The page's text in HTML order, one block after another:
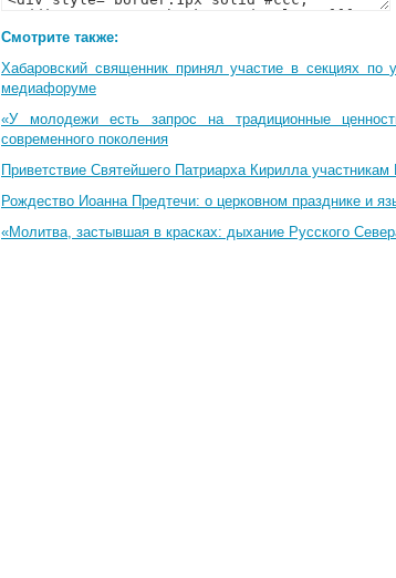
Смотрите также:
Хабаровский священник принял участие в секциях по
медиафоруме
«У молодежи есть запрос на традиционные
современного поколения
Приветствие Святейшего Патриарха Кирилла
Рождество Иоанна Предтечи: о церковном празднике и
«Молитва, застывшая в красках: дыхание Русского